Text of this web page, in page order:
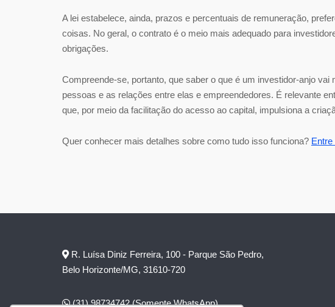
A lei estabelece, ainda, prazos e percentuais de remuneração,
coisas. No geral, o contrato é o meio mais adequado para
obrigações.
Compreende-se, portanto, que saber o que é um investidor-anjo
pessoas e as relações entre elas e empreendedores. É relevante
que, por meio da facilitação do acesso ao capital, impulsiona a
Quer conhecer mais detalhes sobre como tudo isso funciona? E
R. Luísa Diniz Ferreira, 100 - Parque São Pedro,
Belo Horizonte/MG, 31610-720
(31) 98734742(Somente WhatsApp)